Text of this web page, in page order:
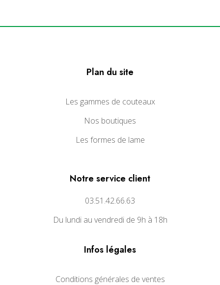
Plan du site
Les gammes de couteaux
Nos boutiques
Les formes de lame
Notre service client
03.51.42.66.63
Du lundi au vendredi de 9h à 18h
Infos légales
Conditions générales de ventes